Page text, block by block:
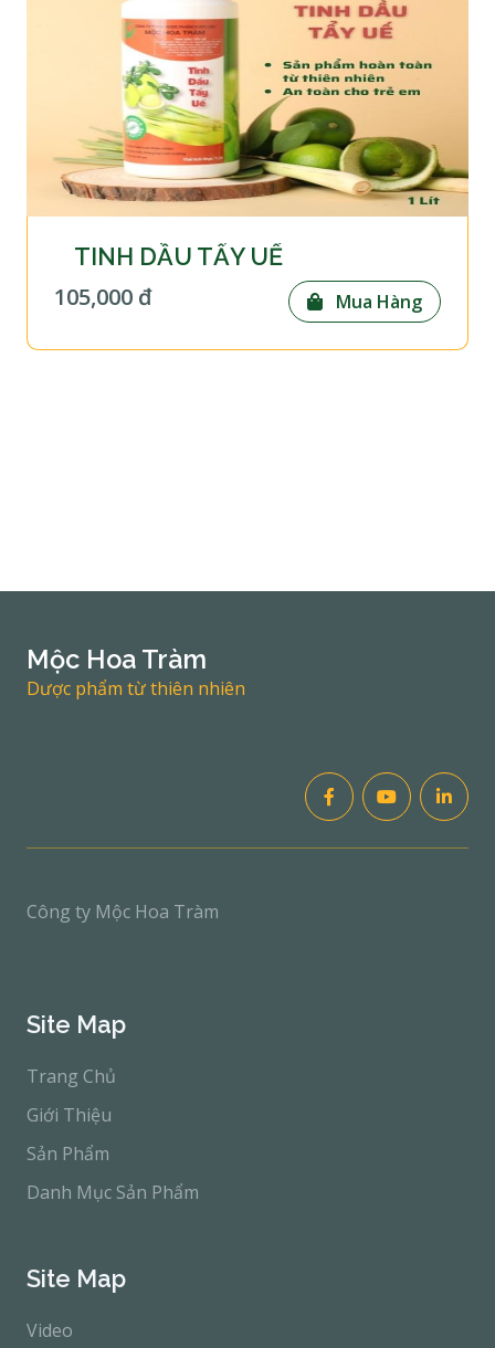
TINH DẦU TẨY UẾ
105,000 đ Mua Hàng
Mộc Hoa Tràm
Dược phẩm từ thiên nhiên
Công ty Mộc Hoa Tràm
Site Map
Trang Chủ
Giới Thiệu
Sản Phẩm
Danh Mục Sản Phẩm
Site Map
Video